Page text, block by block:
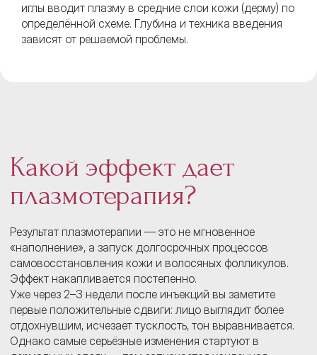
иглы вводит плазму в средние слои кожи (дерму) по
определённой схеме. Глубина и техника введения
зависят от решаемой проблемы.
Какой эффект дает
плазмотерапия?
Результат плазмотерапии — это не мгновенное
«наполнение», а запуск долгосрочных процессов
самовосстановления кожи и волосяных фолликулов.
Эффект накапливается постепенно.
Уже через 2–3 недели после инъекций вы заметите
первые положительные сдвиги: лицо выглядит более
отдохнувшим, исчезает тусклость, тон выравнивается.
Однако самые серьёзные изменения стартуют в